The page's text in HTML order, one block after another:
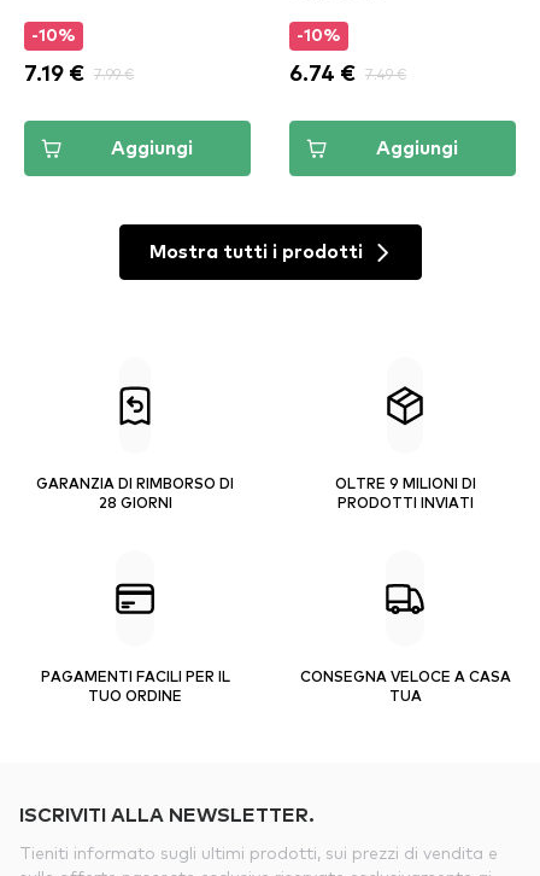
-10%
7.19 € 7.99 €
Aggiungi
-10%
6.74 € 7.49 €
Aggiungi
Mostra tutti i prodotti
GARANZIA DI RIMBORSO DI
28 GIORNI
OLTRE 9 MILIONI DI
PRODOTTI INVIATI
PAGAMENTI FACILI PER IL
TUO ORDINE
CONSEGNA VELOCE A CASA
TUA
ISCRIVITI ALLA NEWSLETTER.
Tieniti informato sugli ultimi prodotti, sui prezzi di vendita e